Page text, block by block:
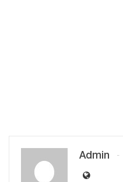
Admin